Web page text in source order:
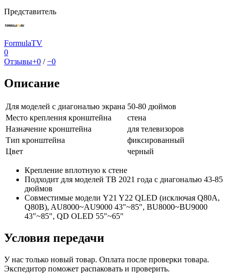
Представитель
FormulaTV
0
Отзывы+0 /−0
Описание
Для моделей с диагональю экрана 50-80 дюймов
Место крепления кронштейна
стена
Назначение кронштейна
для телевизоров
Тип кронштейна
фиксированный
Цвет
черный
Крепление вплотную к стене
Подходит для моделей ТВ 2021 года с диагональю 43-85
дюймов
Совместимые модели Y21 Y22 QLED (исключая Q80A,
Q80B), AU8000~AU9000 43"~85", BU8000~BU9000
43"~85", QD OLED 55"~65"
Условия передачи
У нас только новый товар. Оплата после проверки товара.
Экспедитор поможет распаковать и проверить.